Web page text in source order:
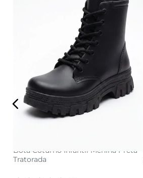
27/28 29/30 31/32
Bota Coturno Infantil Menina Preta
Tratorada